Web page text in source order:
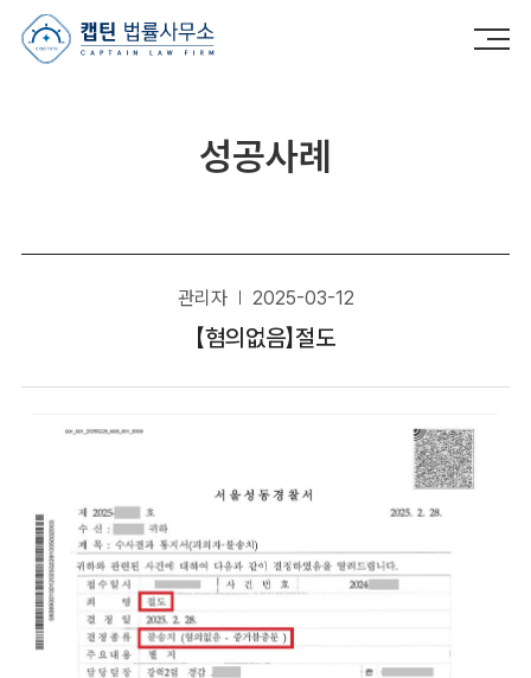
캡틴법률사무소
성공사례
관리자 2025-03-12
【혐의없음】절도